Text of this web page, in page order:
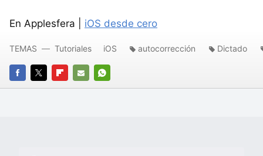
En Applesfera | iOS desde cero
FACEBOOK
TWITTERFLIPBOARD
E-
WHATSAPP
TEMAS Tutoriales iOS autocorrección Dictado